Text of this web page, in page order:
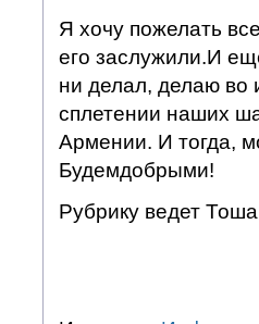
Я хочу пожелать
его заслужили.И
ни делал, делаю во
сплетении наших
Армении. И тогда,
Будемдобрыми!
Рубрику ведет